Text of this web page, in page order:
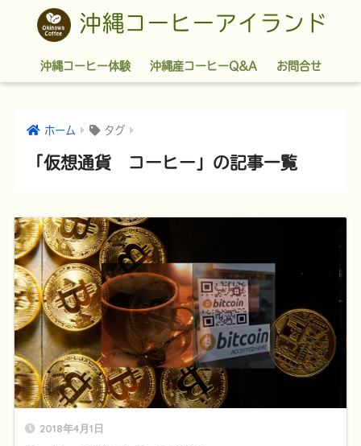
沖縄コーヒーアイランド
沖縄コーヒー体験 沖縄産コーヒーQ&A お問合せ
ホーム タグ
「仮想通貨 コーヒー」の記事一覧
2018年4月1日